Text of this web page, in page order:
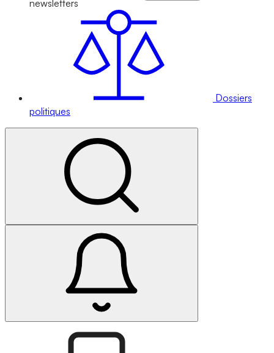
newsletters
Dossiers
politiques